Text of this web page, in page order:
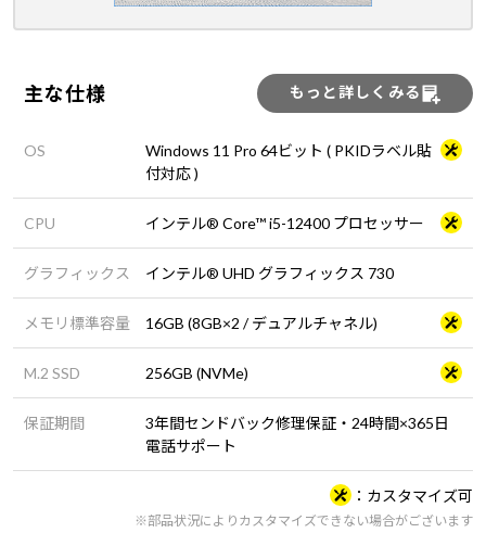
主な仕様 もっと詳しくみる
OS
Windows 11 Pro 64ビット ( PKIDラベル貼
付対応 )
CPU インテル® Core™ i5-12400 プロセッサー
グラフィックス インテル® UHD グラフィックス 730
メモリ標準容量 16GB (8GB×2 / デュアルチャネル)
M.2 SSD 256GB (NVMe)
保証期間
3年間センドバック修理保証・24時間×365日
電話サポート
カスタマイズ可
※部品状況によりカスタマイズできない場合がございます